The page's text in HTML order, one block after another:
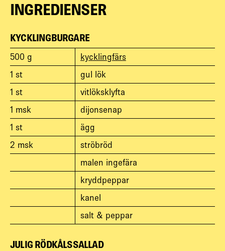
INGREDIENSER
KYCKLINGBURGARE
500 g
kycklingfärs
1 st
gul lök
1 st
vitlöksklyfta
1 msk
dijonsenap
1 st
ägg
2 msk
ströbröd
malen ingefära
kryddpeppar
kanel
salt & peppar
JULIG RÖDKÅLSSALLAD